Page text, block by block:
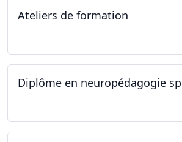
Ateliers de formation
Diplôme en neuropédagogie